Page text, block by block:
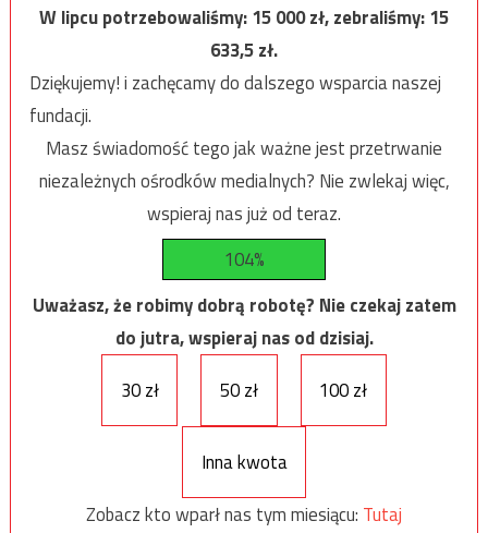
W lipcu potrzebowaliśmy:15 000zł, zebraliśmy:15
633,5zł.
Dziękujemy! i zachęcamy do dalszego wsparcia naszej
fundacji.
Masz świadomość tego jak ważne jest przetrwanie
niezależnych ośrodków medialnych? Nie zwlekaj więc,
wspieraj nas już od teraz.
104%
Uważasz, że robimy dobrą robotę? Nie czekaj zatem
do jutra, wspieraj nas od dzisiaj.
30 zł
50 zł 100 zł
Inna kwota
Zobacz kto wparł nas tym miesiącu: Tutaj